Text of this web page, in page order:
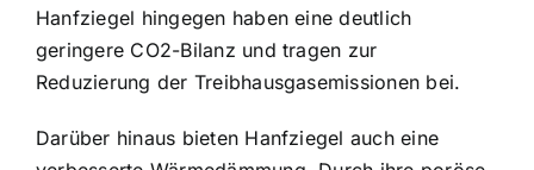
Hanfziegel hingegen haben eine deutlich
geringere CO2-Bilanz und tragen zur
Reduzierung der Treibhausgasemissionen bei.
Darüber hinaus bieten Hanfziegel auch eine